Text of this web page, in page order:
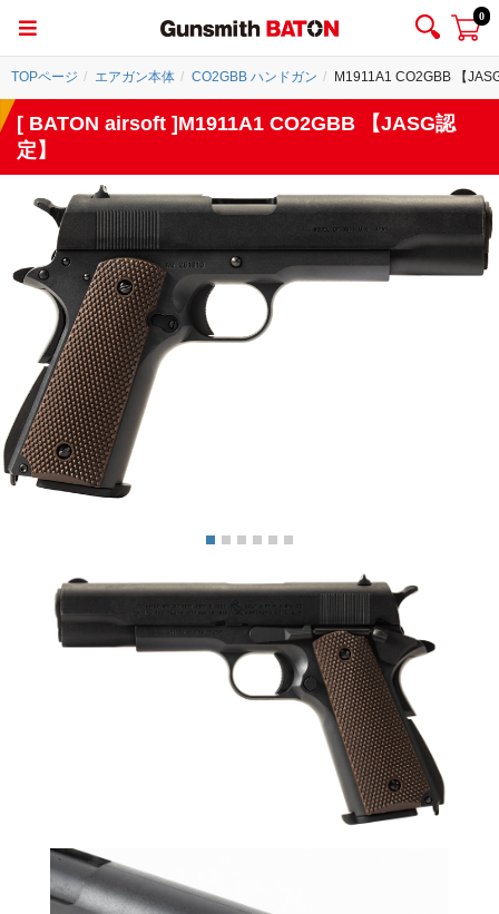
0
TOPページ エアガン本体 CO2GBB ハンドガン M1911A1 CO2GBB 【
[ BATON airsoft ]M1911A1 CO2GBB 【JASG認
定】